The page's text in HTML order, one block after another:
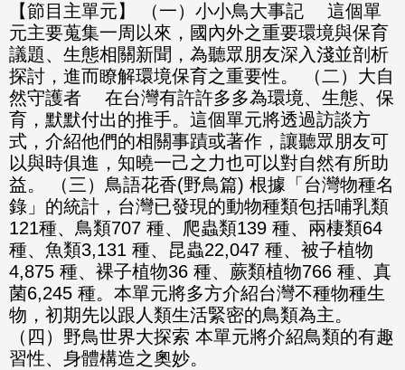
【節目主單元】 （一）小小鳥大事記 這個單
元主要蒐集一周以來，國內外之重要環境與保育
議題、生態相關新聞，為聽眾朋友深入淺並剖析
探討，進而瞭解環境保育之重要性。 （二）大自
然守護者 在台灣有許許多多為環境、生態、保
育，默默付出的推手。這個單元將透過訪談方
式，介紹他們的相關事蹟或著作，讓聽眾朋友可
以與時俱進，知曉一己之力也可以對自然有所助
益。 （三）鳥語花香(野鳥篇) 根據「台灣物種名
錄」的統計，台灣已發現的動物種類包括哺乳類
121種、鳥類707 種、爬蟲類139 種、兩棲類64
種、魚類3,131 種、昆蟲22,047 種、被子植物
4,875 種、裸子植物36 種、蕨類植物766 種、真
菌6,245 種。本單元將多方介紹台灣不種物種生
物，初期先以跟人類生活緊密的鳥類為主。
（四）野鳥世界大探索 本單元將介紹鳥類的有趣
習性、身體構造之奧妙。